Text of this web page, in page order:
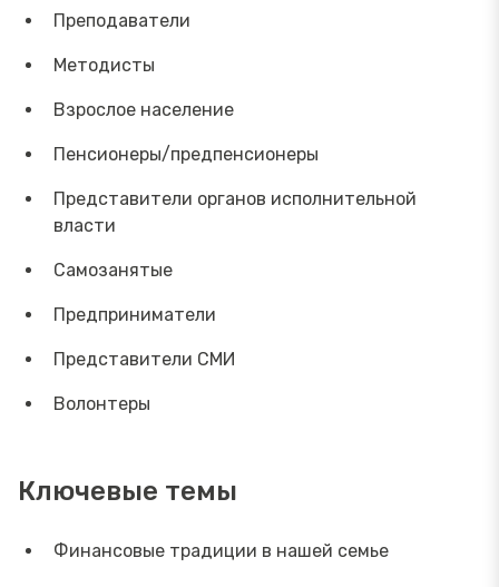
Преподаватели
Методисты
Взрослое население
Пенсионеры/предпенсионеры
Представители органов исполнительной
власти
Самозанятые
Предприниматели
Представители СМИ
Волонтеры
Ключевые темы
Финансовые традиции в нашей семье